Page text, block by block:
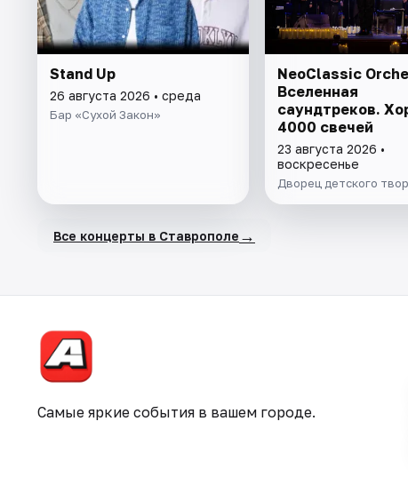
Stand Up
26 августа 2026 • среда
Бар «Сухой Закон»
NeoClassic
Вселенная
саундтреков.
4000 свечей
23 августа 2026 •
воскресенье
Дворец детского
Все концерты в Ставрополе →
Самые яркие события в вашем городе.